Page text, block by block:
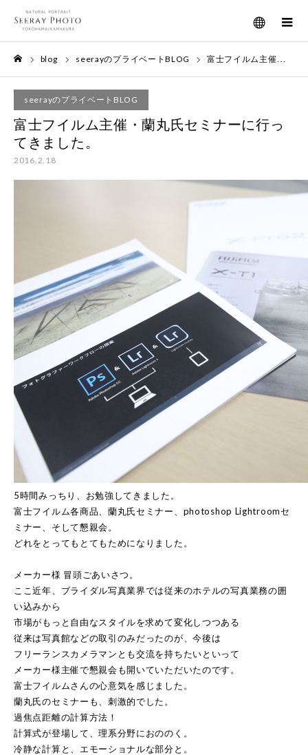
メニュー
blog seerayのプライベートBLOG 富士フイルム主催・蘭丸氏セミナーに行ってきました。
seerayのプライベートBLOG
富士フイルム主催・蘭丸氏セミナーに行っ
てきました。
2016.2.18
5時間みっちり、お勉強してきました。
富士フイルム各商品、蘭丸氏セミナー、photoshop Lightroomセ
ミナー、そして懇親会。
どれをとってもとてもためになりました。
メーカー様 冒頭ごあいさつ。
ここ近年、ブライダル写真業界では従来のホテルの写真業務の囲
い込みから
市場がもっと自由なスタイルを求めて変化しつつある
従来は写真館などの取引のみだったのが、今後は
フリーランスカメラマンとも交流を持ちたいといって
メーカー様主催で懇親会も開いていただいたのです。
富士フイルムさんの心意気を感じました。
蘭丸氏のセミナーも、刺激的でした。
過焦点距離の計算方法！
計算式が登場して、理系分野におののく。
冷静な計算と、エモーショナルな部分と。